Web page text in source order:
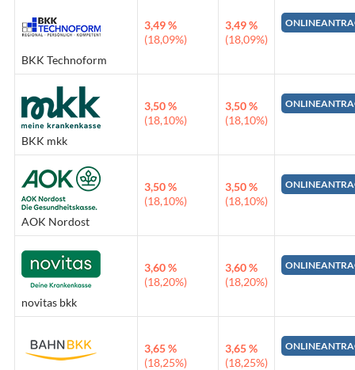
BKK Technoform
3,49 %
(18,09%)
3,49 %
(18,09%)
BKK mkk
3,50 %
(18,10%)
3,50 %
(18,10%)
AOK Nordost
3,50 %
(18,10%)
3,50 %
(18,10%)
novitas bkk
3,60 %
(18,20%)
3,60 %
(18,20%)
3,65 %
(18,25%)
3,65 %
(18,25%)